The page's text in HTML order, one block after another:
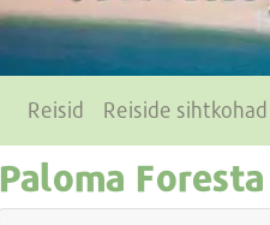
Reisid Reiside sihtkohad
Paloma